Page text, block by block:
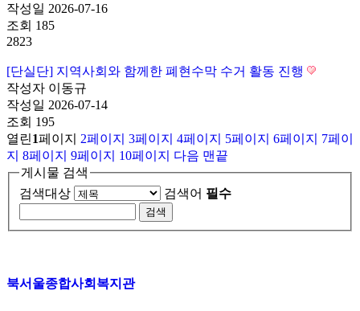
작성일 2026-07-16
조회 185
2823
[단실단] 지역사회와 함께한 폐현수막 수거 활동 진행
작성자 이동규
작성일 2026-07-14
조회 195
열린1페이지 2페이지 3페이지 4페이지 5페이지 6페이지 7페이
지 8페이지 9페이지 10페이지 다음 맨끝
게시물 검색
검색대상
검색어 필수
북서울종합사회복지관